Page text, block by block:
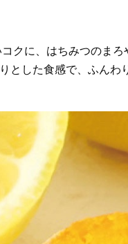
クに、はちみつのま
とした食感で、ふんわ